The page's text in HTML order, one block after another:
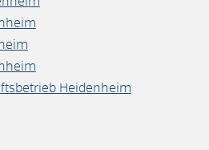
Heidenheim